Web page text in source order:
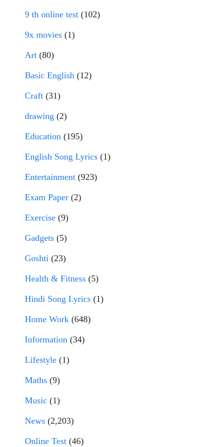
9 th online test (102)
9x movies (1)
Art (80)
Basic English (12)
Craft (31)
drawing (2)
Education (195)
English Song Lyrics (1)
Entertainment (923)
Exam Paper (2)
Exercise (9)
Gadgets (5)
Goshti (23)
Health & Fitness (5)
Hindi Song Lyrics (1)
Home Work (648)
Information (34)
Lifestyle (1)
Maths (9)
Music (1)
News (2,203)
Online Test (46)